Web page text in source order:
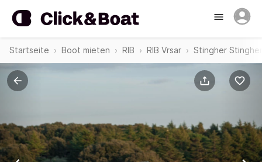
Startseite Boot mieten RIB RIB Vrsar Stingher